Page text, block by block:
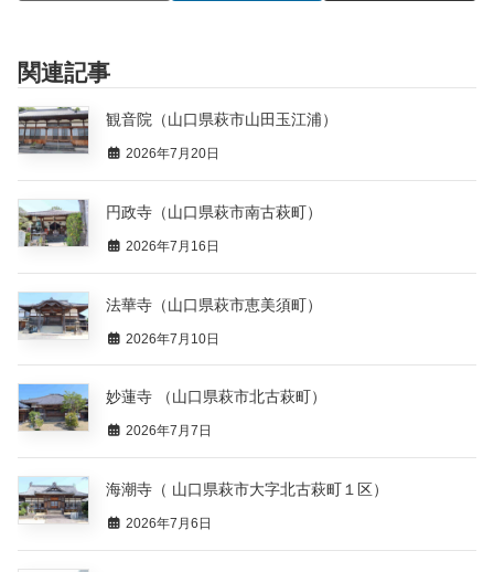
関連記事
観音院（山口県萩市山田玉江浦）
2026年7月20日
円政寺（山口県萩市南古萩町）
2026年7月16日
法華寺（山口県萩市恵美須町）
2026年7月10日
妙蓮寺 （山口県萩市北古萩町）
2026年7月7日
海潮寺（ 山口県萩市大字北古萩町１区）
2026年7月6日